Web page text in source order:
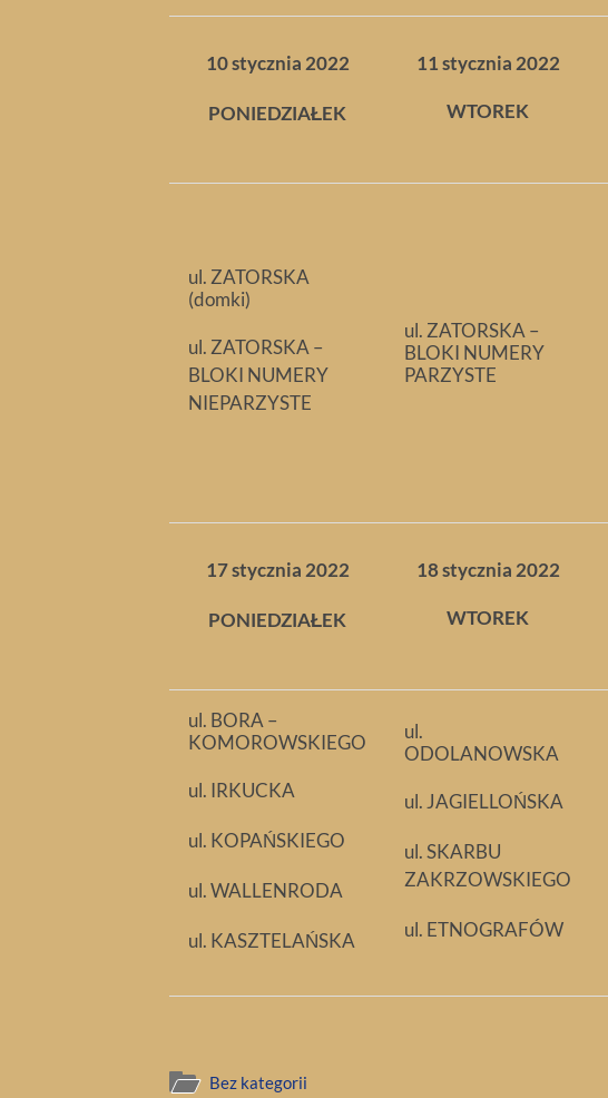
10 stycznia 2022
PONIEDZIAŁEK
11 stycznia 2022
WTOREK
ul. ZATORSKA
(domki)
ul. ZATORSKA –
BLOKI NUMERY
NIEPARZYSTE
ul. ZATORSKA –
BLOKI NUMERY
PARZYSTE
17 stycznia 2022
PONIEDZIAŁEK
18 stycznia 2022
WTOREK
ul. BORA –
KOMOROWSKIEGO
ul. IRKUCKA
ul. KOPAŃSKIEGO
ul. WALLENRODA
ul. KASZTELAŃSKA
ul.
ODOLANOWSKA
ul. JAGIELLOŃSKA
ul. SKARBU
ZAKRZOWSKIEGO
ul. ETNOGRAFÓW
Bez kategorii